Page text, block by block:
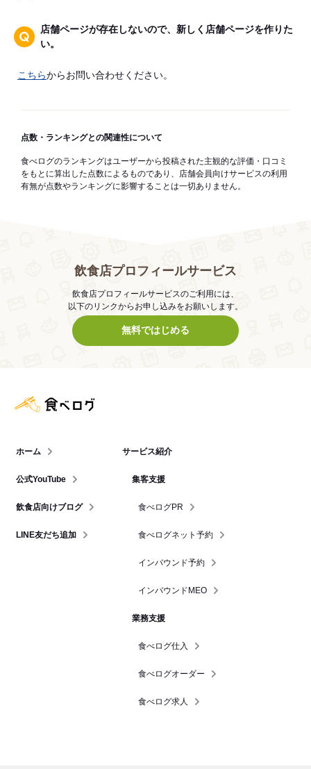
店舗ページが存在しないので、新しく店舗ページを作りた
い。
こちらからお問い合わせください。
点数・ランキングとの関連性について
食べログのランキングはユーザーから投稿された主観的な評価・口コミ
をもとに算出した点数によるものであり、店舗会員向けサービスの利用
有無が点数やランキングに影響することは一切ありません。
飲食店プロフィールサービス
飲食店プロフィールサービスのご利用には、
以下のリンクからお申し込みをお願いします。
無料ではじめる
ホーム
公式YouTube
飲食店向けブログ
LINE友だち追加
サービス紹介
集客支援
食べログPR
食べログネット予約
インバウンド予約
インバウンドMEO
業務支援
食べログ仕入
食べログオーダー
食べログ求人